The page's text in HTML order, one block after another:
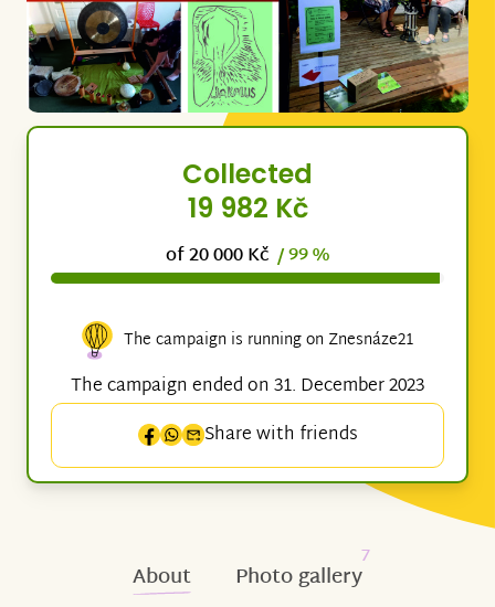
Collected
19 982 Kč
of 20 000 Kč / 99 %
The campaign is running on Znesnáze21
The campaign ended on 31. December 2023
Share with friends
About Photo gallery
7